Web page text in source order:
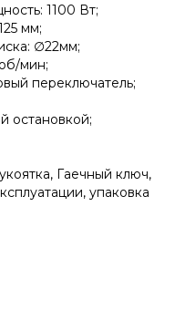
1100 Вт;
мм;
∅22мм;
мин;
переключатель;
остановкой;
Гаечный ключ,
упаковка